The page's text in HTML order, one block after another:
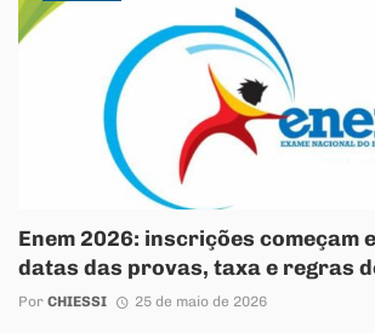
Enem 2026: inscrições começam
datas das provas, taxa e regras
Por CHIESSI 25 de maio de 2026